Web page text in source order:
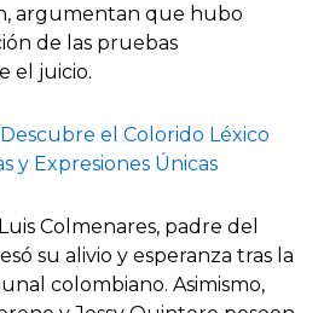
argumentan que hubo
de las pruebas
el juicio.
Descubre el Colorido Léxico
y Expresiones Únicas
Colmenares, padre del
su alivio y esperanza tras la
colombiano. Asimismo,